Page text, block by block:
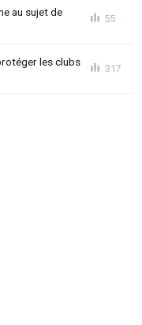
au sujet de
55
les clubs
317